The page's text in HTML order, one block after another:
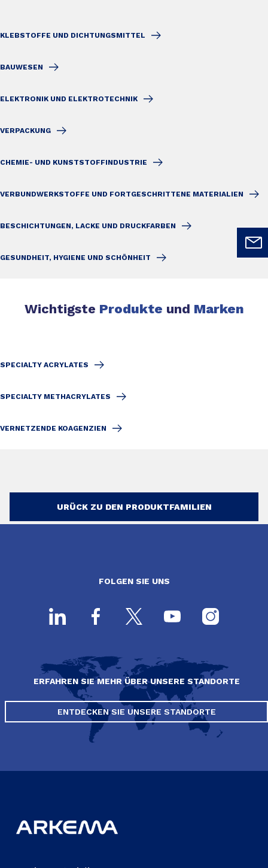
KLEBSTOFFE UND DICHTUNGSMITTEL
BAUWESEN
ELEKTRONIK UND ELEKTROTECHNIK
VERPACKUNG
CHEMIE- UND KUNSTSTOFFINDUSTRIE
VERBUNDWERKSTOFFE UND FORTGESCHRITTENE MATERIALIEN
BESCHICHTUNGEN, LACKE UND DRUCKFARBEN
GESUNDHEIT, HYGIENE UND SCHÖNHEIT
Wichtigste Produkte und Marken
SPECIALTY ACRYLATES
SPECIALTY METHACRYLATES
VERNETZENDE KOAGENZIEN
URÜCK ZU DEN PRODUKTFAMILIEN
FOLGEN SIE UNS
ERFAHREN SIE MEHR ÜBER UNSERE STANDORTE
ENTDECKEN SIE UNSERE STANDORTE